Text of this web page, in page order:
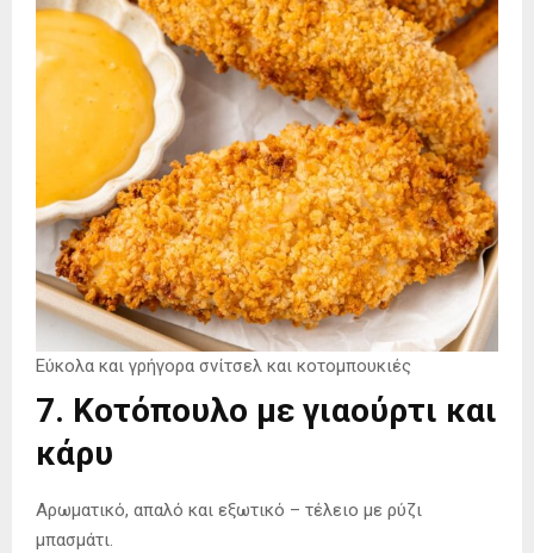
Εύκολα και γρήγορα σνίτσελ και κοτομπουκιές
7. Κοτόπουλο με γιαούρτι και
κάρυ
Αρωματικό, απαλό και εξωτικό – τέλειο με ρύζι
μπασμάτι.